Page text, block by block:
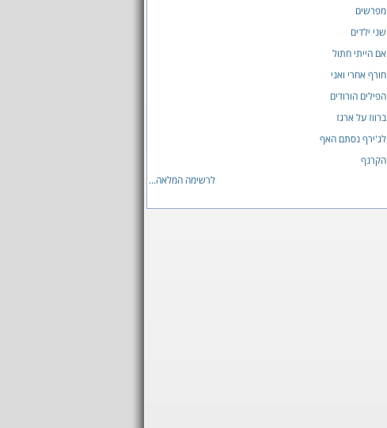
מפרשים
שני ילדים
אם הייתי חתול
חורף אחרי ואני
הפילים הורודים
ברווז על ארגז
לג'ירף נסתם האף
הקרנף
לרשימה המלאה...